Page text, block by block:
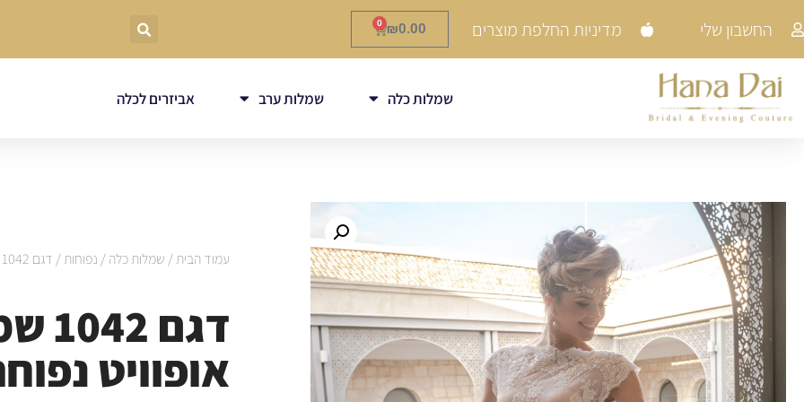
החשבון שלי מדיניות החלפת מוצרים ₪0.00
0
שמלות כלה שמלות ערב אביזרים לכלה
עמוד הבית/ שמלות כלה/ נפוחות/ דגם 1042 שמלת כלה אופוויט נפוחה
אופוויט